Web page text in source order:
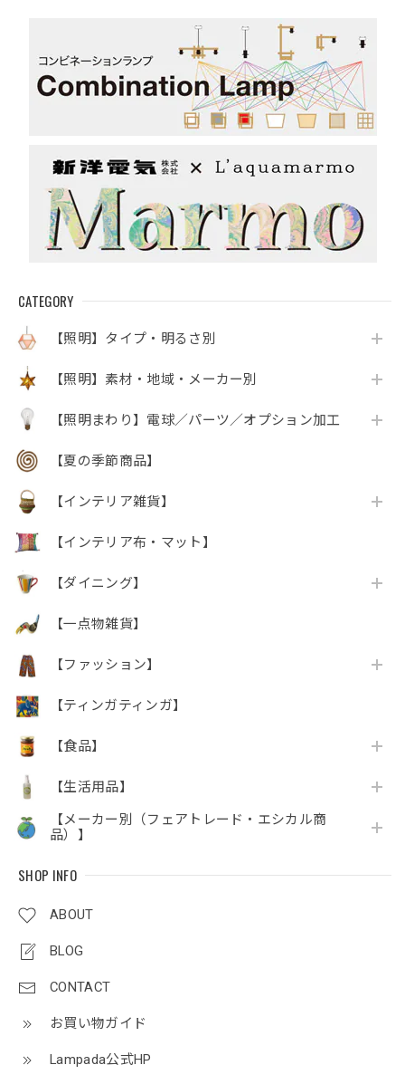
CATEGORY
【照明】タイプ・明るさ別
【照明】素材・地域・メーカー別
【照明まわり】電球／パーツ／オプション加工
【夏の季節商品】
【インテリア雑貨】
【インテリア布・マット】
【ダイニング】
【一点物雑貨】
【ファッション】
【ティンガティンガ】
【食品】
【生活用品】
【メーカー別（フェアトレード・エシカル商
品）】
SHOP INFO
ABOUT
BLOG
CONTACT
お買い物ガイド
Lampada公式HP